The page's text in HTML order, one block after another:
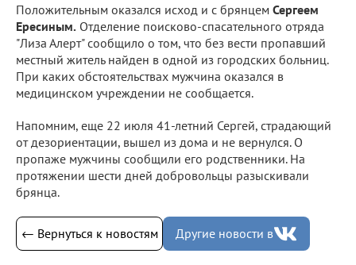
Положительным оказался исход и с брянцем Сергеем
Ересиным. Отделение поисково-спасательного отряда
"Лиза Алерт" сообщило о том, что без вести пропавший
местный житель найден в одной из городских больниц.
При каких обстоятельствах мужчина оказался в
медицинском учреждении не сообщается.
Напомним, еще 22 июля 41-летний Сергей, страдающий
от дезориентации, вышел из дома и не вернулся. О
пропаже мужчины сообщили его родственники. На
протяжении шести дней добровольцы разыскивали
брянца.
← Вернуться к новостям Другие новости в